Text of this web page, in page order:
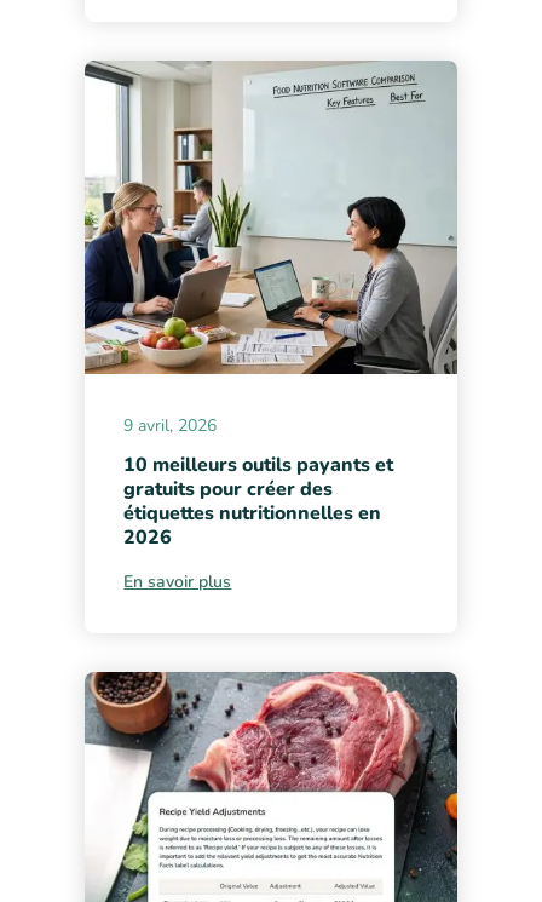
9 avril, 2026
10 meilleurs outils payants et
gratuits pour créer des
étiquettes nutritionnelles en
2026
En savoir plus